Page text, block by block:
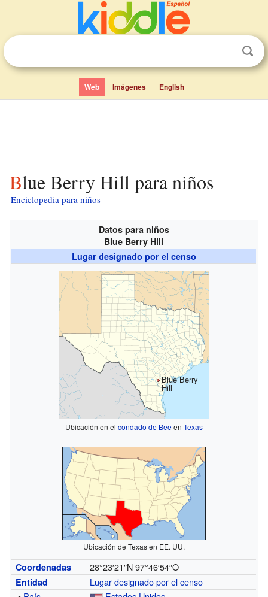
Web Imágenes English
Blue Berry Hill para niños
Enciclopedia para niños
Datos para niños
Blue Berry Hill
Lugar designado por el censo
Blue Berry
Hill
Ubicación en el condado de Beeen Texas
Ubicación de Texas en EE. UU.
Coordenadas 28°23′21″N 97°46′54″O
Entidad
Lugar designado por el censo